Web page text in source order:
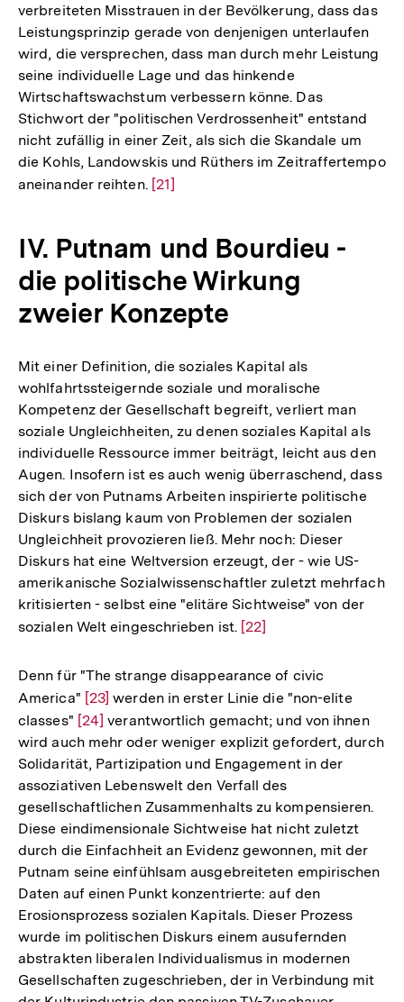
verbreiteten Misstrauen in der Bevölkerung, dass das
Leistungsprinzip gerade von denjenigen unterlaufen
wird, die versprechen, dass man durch mehr Leistung
seine individuelle Lage und das hinkende
Wirtschaftswachstum verbessern könne. Das
Stichwort der "politischen Verdrossenheit" entstand
nicht zufällig in einer Zeit, als sich die Skandale um
die Kohls, Landowskis und Rüthers im Zeitraffertempo
aneinander reihten. Zur
Fußnote
[21]
IV. Putnam und Bourdieu -
die politische Wirkung
zweier Konzepte
Mit einer Definition, die soziales Kapital als
wohlfahrtssteigernde soziale und moralische
Kompetenz der Gesellschaft begreift, verliert man
soziale Ungleichheiten, zu denen soziales Kapital als
individuelle Ressource immer beiträgt, leicht aus den
Augen. Insofern ist es auch wenig überraschend, dass
sich der von Putnams Arbeiten inspirierte politische
Diskurs bislang kaum von Problemen der sozialen
Ungleichheit provozieren ließ. Mehr noch: Dieser
Diskurs hat eine Weltversion erzeugt, der - wie US-
amerikanische Sozialwissenschaftler zuletzt mehrfach
kritisierten - selbst eine "elitäre Sichtweise" von der
sozialen Welt eingeschrieben ist. Zur
der
Fußnote
[22]
Denn für "The strange disappearance of civic
America" Zur
Auflösung
der
Fußnote
[23] werden in erster Linie die "non-elite
classes" Zur
Auflösung
der
Fußnote
[24] verantwortlich gemacht; und von ihnen
wird auch mehr oder weniger explizit gefordert, durch
Solidarität, Partizipation und Engagement in der
assoziativen Lebenswelt den Verfall des
gesellschaftlichen Zusammenhalts zu kompensieren.
Diese eindimensionale Sichtweise hat nicht zuletzt
durch die Einfachheit an Evidenz gewonnen, mit der
Putnam seine einfühlsam ausgebreiteten empirischen
Daten auf einen Punkt konzentrierte: auf den
Erosionsprozess sozialen Kapitals. Dieser Prozess
wurde im politischen Diskurs einem ausufernden
abstrakten liberalen Individualismus in modernen
Gesellschaften zugeschrieben, der in Verbindung mit